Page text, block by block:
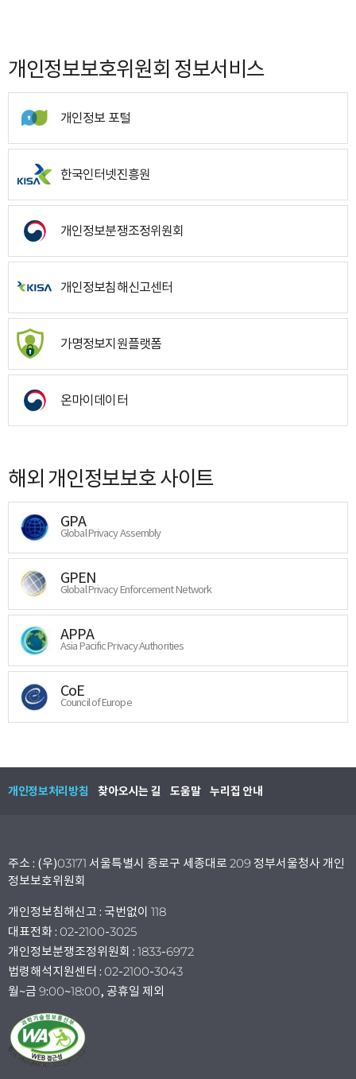
개인정보보호위원회 정보서비스
개인정보 포털
한국인터넷진흥원
개인정보분쟁조정위원회
개인정보침해신고센터
가명정보지원플랫폼
온마이데이터
해외 개인정보보호 사이트
GPA
Global Privacy Assembly
GPEN
Global Privacy Enforcement Network
APPA
Asia Pacific Privacy Authorities
CoE
Council of Europe
개인정보처리방침 찾아오시는 길 도움말 누리집 안내
주소 : (우)03171 서울특별시 종로구 세종대로 209 정부서울청사 개인
정보보호위원회
개인정보침해신고 : 국번없이 118
대표전화 : 02-2100-3025
개인정보분쟁조정위원회 : 1833-6972
법령해석지원센터 : 02-2100-3043
월~금 9:00~18:00, 공휴일 제외